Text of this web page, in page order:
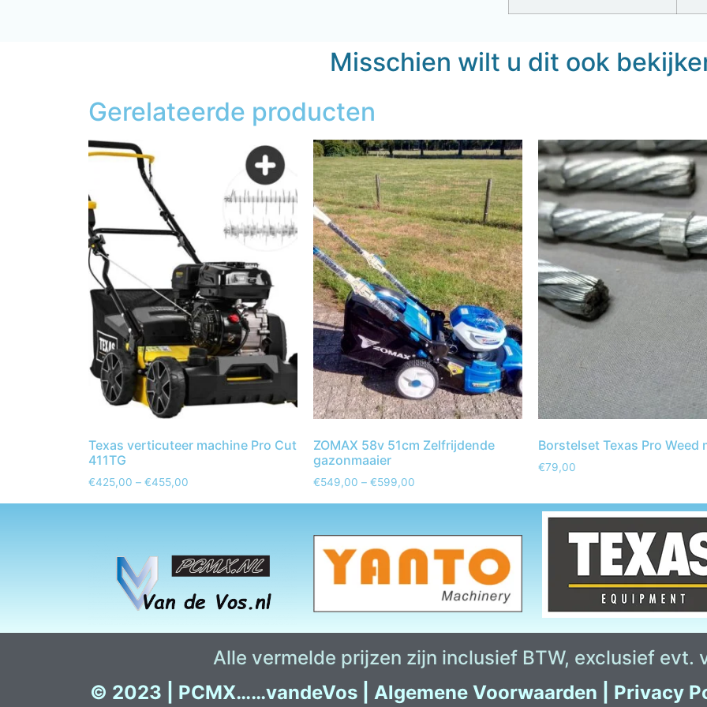
Misschien wilt u dit ook
Gerelateerde producten
Texas verticuteer machine Pro Cut
411TG
€425,00 – €455,00
ZOMAX 58v 51cm Zelfrijdende
gazonmaaier
€549,00 – €599,00
Borstelset Texas Pro Weed
€79,00
Alle vermelde prijzen zijn inclusief BTW, exclusief evt.
© 2023 | PCMX……vandeVos Algemene Voorwaarden Privacy